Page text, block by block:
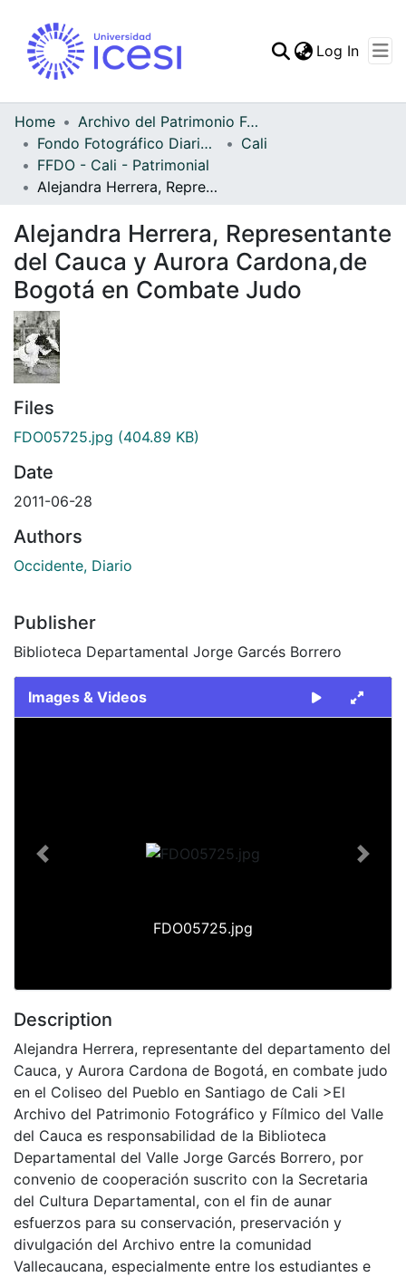
Statistics
Log In
Home
Archivo del Patrimonio Fotográfico y Fílmico del Valle del Cauca
Fondo Fotográfico Diario Occidente
Cali
FFDO - Cali - Patrimonial
Alejandra Herrera, Representante del Cauca y Aurora Cardona,de Bogotá en Combate Judo
Alejandra Herrera, Representante
del Cauca y Aurora Cardona,de
Bogotá en Combate Judo
Files
FDO05725.jpg (404.89 KB)
Date
2011-06-28
Authors
Occidente, Diario
Publisher
Biblioteca Departamental Jorge Garcés Borrero
Images & Videos
FDO05725.jpg
Previous Next
Description
Alejandra Herrera, representante del departamento del
Cauca, y Aurora Cardona de Bogotá, en combate judo
en el Coliseo del Pueblo en Santiago de Cali >El
Archivo del Patrimonio Fotográfico y Fílmico del Valle
del Cauca es responsabilidad de la Biblioteca
Departamental del Valle Jorge Garcés Borrero, por
convenio de cooperación suscrito con la Secretaria
del Cultura Departamental, con el fin de aunar
esfuerzos para su conservación, preservación y
divulgación del Archivo entre la comunidad
Vallecaucana, especialmente entre los estudiantes e